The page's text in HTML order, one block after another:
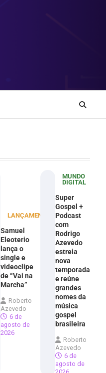
LANÇAMENTOS
Samuel
Eleoterio
lança o
single e
videoclipe
de “Vai na
Marcha”
Roberto
Azevedo
6 de
agosto de
2026
MUNDO
DIGITAL
Super
Gospel +
Podcast
com
Rodrigo
Azevedo
estreia
nova
temporada
e reúne
grandes
nomes da
música
gospel
brasileira
Roberto
Azevedo
6 de
agosto de